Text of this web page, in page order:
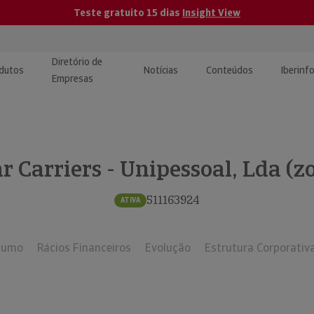
Teste gratuito 15 dias Insight View
e Monitorização de
Diretório de
Empresas
Notícias Conteúdos
| Estudos e
Carriers - Unipessoal, Lda
ATIVA 511163924
Rácios Financeiros Evolução Estrutura Corporativa